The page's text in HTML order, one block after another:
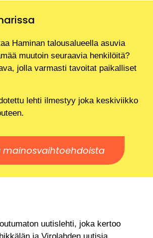
Haminan talousalueella asuvia
muutoin seuraavia henkilöitä?
jolla varmasti tavoitat paikalliset
lehti ilmestyy joka keskiviikko
mainosvaihtoehdoista
uutislehti, joka kertoo